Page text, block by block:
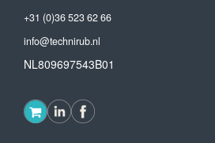
+31 (0)36 523 62 66
info@technirub.nl
NL809697543B01